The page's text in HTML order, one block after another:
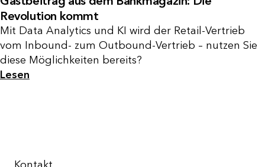
Revolution kommt
Mit Data Analytics und KI wird der Retail-Vertrieb
vom Inbound- zum Outbound-Vertrieb – nutzen Sie
diese Möglichkeiten bereits?
Lesen